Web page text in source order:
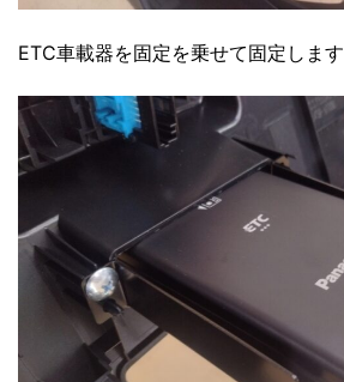
ETC車載器を固定を乗せて固定します